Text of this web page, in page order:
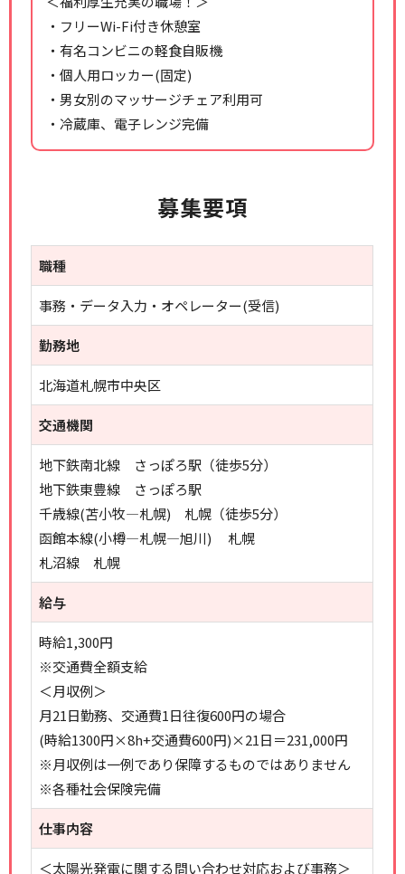
・フリーWi-Fi付き休憩室
・有名コンビニの軽食自販機
・個人用ロッカー(固定)
・男女別のマッサージチェア利用可
・冷蔵庫、電子レンジ完備
募集要項
職種
事務・データ入力・オペレーター(受信)
勤務地
北海道札幌市中央区
交通機関
地下鉄南北線 さっぽろ駅（徒歩5分）
地下鉄東豊線 さっぽろ駅
千歳線(苫小牧―札幌) 札幌（徒歩5分）
函館本線(小樽―札幌―旭川) 札幌
札沼線 札幌
給与
時給1,300円
※交通費全額支給
＜月収例＞
月21日勤務、交通費1日往復600円の場合
(時給1300円×8h+交通費600円)×21日＝231,000円
※月収例は一例であり保障するものではありません
※各種社会保険完備
仕事内容
＜太陽光発電に関する問い合わせ対応および事務＞